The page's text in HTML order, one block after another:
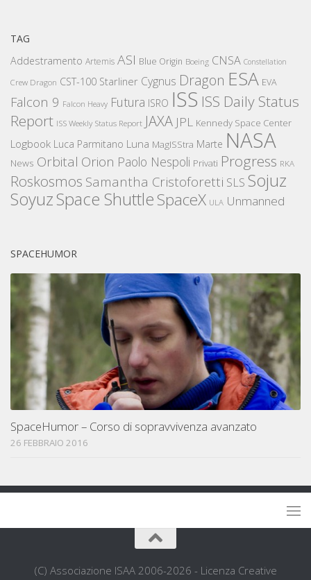
TAG
Addestramento Artemis ASI Blue Origin Boeing CNSA Constellation
Crew Dragon CST-100 Starliner Cygnus Dragon ESA EVA
Falcon 9 Falcon Heavy Futura ISRO ISS ISS Daily Status
Report ISS Weekly Status Report JAXA JPL Kennedy Space Center
Logbook Luca Parmitano Luna MagISStra Marte NASA
News Orbital Orion Paolo Nespoli Privati Progress RKA
Roskosmos Samantha Cristoforetti SLS Sojuz
SoyuzSpace ShuttleSpaceX ULA Unmanned
SPACEHUMOR
SpaceHumor – Corso di sopravvivenza avanzato
26 FEBBRAIO 2016
(C) Associazione ISAA 2006-2026 - Licenza Creative